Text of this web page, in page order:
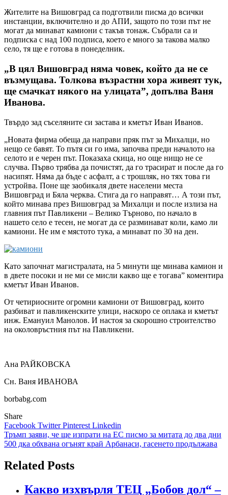
Жителите на Вишовград са подготвили писма до всички
инстанции, включително и до АПИ, защото по този път не
могат да минават камиони с такъв тонаж. Събрали са и
подписка с над 100 подписа, което е много за такова малко
село, тя ще е готова в понеделник.
„В цял Вишовград няма човек, който да не се
възмущава. Толкова възрастни хора живеят тук,
ще смачкат някого на улицата”, допълва Ваня
Иванова.
Твърдо зад съселяните си застава и кметът Иван Иванов.
„Новата фирма обеща да направи пряк път за Михалци, но
нещо се бавят. То пътя си го има, започва преди началото на
селото и е черен път. Показаха скица, но още нищо не се
случва. Първо трябва да почистят, да го трасират и после да го
насипят. Няма да бъде с асфалт, а с трошляк, но тях това ги
устройва. Поне ще заобикаля двете населени места
Вишовград и Бяла черква. Стига да го направят… А този път,
който минава през Вишовград за Михалци и после излиза на
главния път Павликени – Велико Търново, по начало в
нашето село е тесен, не могат да се разминават коли, камо ли
камиони. Не им е мястото тука, а минават по 30 на ден.
Като започнат магистралата, на 5 минути ще минава камион и
в двете посоки и не ми се мисли какво ще е тогава” коментира
кметът Иван Иванов.
От четириосните огромни камиони от Вишовград, които
разбиват и павликенските улици, наскоро се оплака и кметът
инж. Емануил Манолов. И настоя за скорошно строителство
на околовръстния път на Павликени.
Ана РАЙКОВСКА
Сн. Ваня ИВАНОВА
borbabg.com
Share
Facebook TwitterPinterest Linkedin
Навигация
Тръмп заяви, че ще изпрати на ЕС писмо за митата до два дни
500 дка обхвана огънят край Арбанаси, гасенето продължава
Related Posts
Какво изхвърля ТЕЦ „Бобов дол“ –